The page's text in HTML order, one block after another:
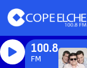
100.8
FM